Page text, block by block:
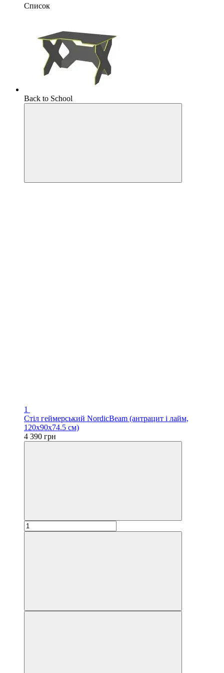
Список
Back to School
1
Стіл геймерський NordicBeam (антрацит і лайм,
120х90х74.5 см)
4 390 грн